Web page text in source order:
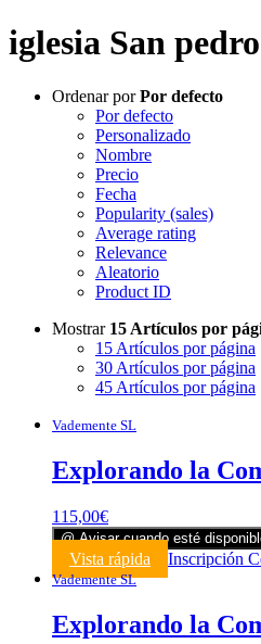
iglesia San
Ordenar porPor defecto
Por defecto
Personalizado
Nombre
Precio
Fecha
Popularity (sales)
Average rating
Relevance
Aleatorio
Product ID
Mostrar 15 Artículos por
15 Artículos por página
30 Artículos por página
45 Artículos por página
Vademente SL
Explorando la
115,00€
@ Avisar cuando esté
Vista rápida Inscripción
Vademente SL
Explorando la